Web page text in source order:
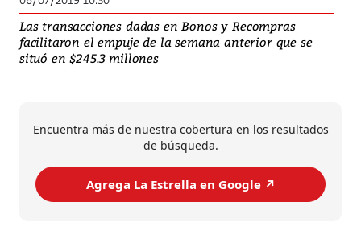
Las transacciones dadas en Bonos y Recompras
facilitaron el empuje de la semana anterior que se
situó en $245.3 millones
Encuentra más de nuestra cobertura en los resultados
de búsqueda.
Agrega La Estrella en Google ↗️